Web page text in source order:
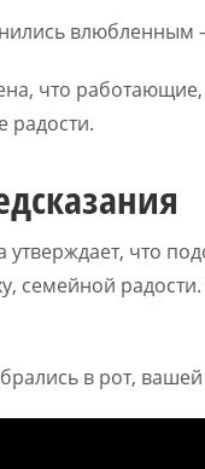
влюбленным
что
радости.
что
семейной
в рот,